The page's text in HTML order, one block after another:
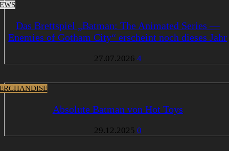
Das Brettspiel „Batman: The Animated Series —
Enemies of Gotham City“ erscheint noch dieses Jahr
27.07.2026 4
Absolute Batman von Hot Toys
29.12.2025 0